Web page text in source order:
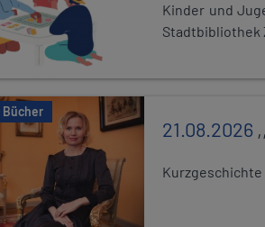
Kinder und
Stadtbibliothek
Bücher
21.08.2026